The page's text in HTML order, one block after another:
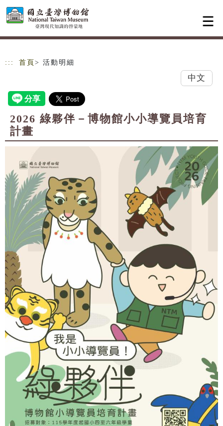
跳到主要內容
網站導覽
::: 首頁 > 活動明細
中文
2026 綠夥伴－博物館小小導覽員培育
計畫